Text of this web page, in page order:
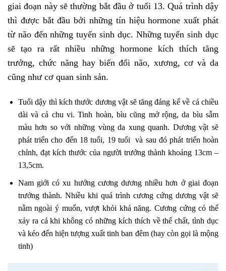
giai đoạn này sẽ thường bắt đầu ở tuổi 13. Quá trình dậy
thì được bắt đầu bởi những tín hiệu hormone xuất phát
từ não đến những tuyến sinh dục. Những tuyến sinh dục
sẽ tạo ra rất nhiều những hormone kích thích tăng
trưởng, chức năng hay biến đổi não, xương, cơ và da
cũng như cơ quan sinh sản.
Tuổi dậy thì kích thước dương vật sẽ tăng đáng kể về cả chiều
dài và cả chu vi. Tinh hoàn, bìu cũng mở rộng, da bìu sẫm
màu hơn so với những vùng da xung quanh. Dương vật sẽ
phát triển cho đến 18 tuổi, 19 tuổi và sau đó phát triển hoàn
chỉnh, đạt kích thước của người trưởng thành khoảng 13cm –
13,5cm.
Nam giới có xu hướng cương dương nhiều hơn ở giai đoạn
trưởng thành. Nhiều khi quá trình cương cứng dương vật sẽ
nằm ngoài ý muốn, vượt khỏi khả năng. Cương cứng có thể
xảy ra cả khi không có những kích thích về thể chất, tình dục
và kéo đến hiện tượng xuất tinh ban đêm (hay còn gọi là mộng
tinh)